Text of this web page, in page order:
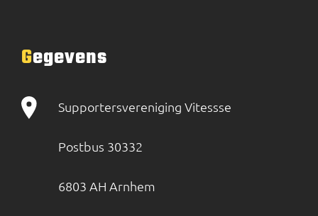
Gegevens
Supportersvereniging Vitessse
Postbus 30332
6803 AH Arnhem